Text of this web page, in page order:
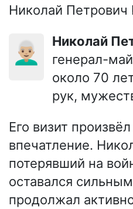
Николай Петрович
👨🏼‍🦳 Николай
генерал-
около 70
рук,
Его визит
впечатление.
потерявший на
оставался
продолжал